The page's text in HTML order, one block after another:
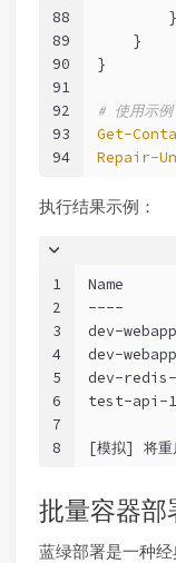
88
89
90
91
92
93
94
        }
    }
}
# 使用示例
Get-
Repair-
执行结果示例：
1
2
3
4
5
6
7
8
Name
----
dev-
dev-
dev-
test-api-
[模拟] 将
批量容器部
蓝绿部署是一种